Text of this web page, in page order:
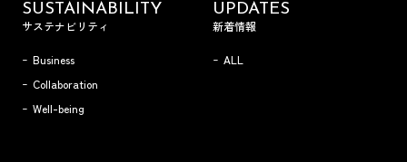
SUSTAINABILITY
サステナビリティ
Business
Collaboration
Well-being
UPDATES
新着情報
ALL